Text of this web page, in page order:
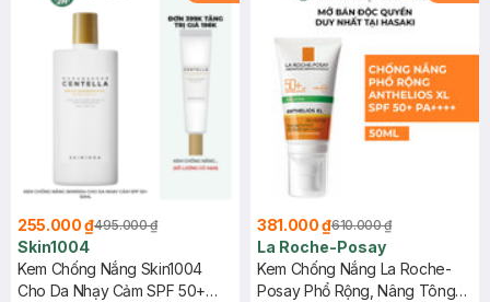
255.000 ₫495.000 ₫
Skin1004
Kem Chống Nắng Skin1004
Cho Da Nhạy Cảm SPF 50+
381.000 ₫610.000 ₫
La Roche-Posay
Kem Chống Nắng La Roche-
Posay Phổ Rộng, Nâng Tông